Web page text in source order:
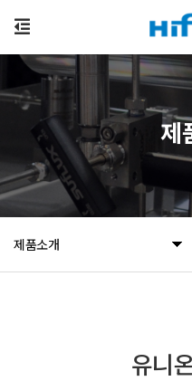
제품소개
제
유니